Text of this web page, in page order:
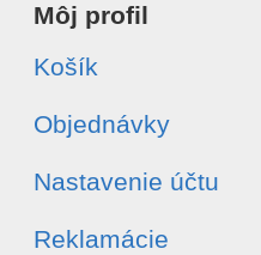
Môj profil
Košík
Objednávky
Nastavenie účtu
Reklamácie